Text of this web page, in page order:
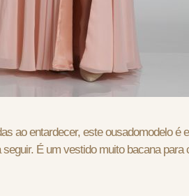
ao entardecer, este ousadomodelo é
É um vestido muito bacana